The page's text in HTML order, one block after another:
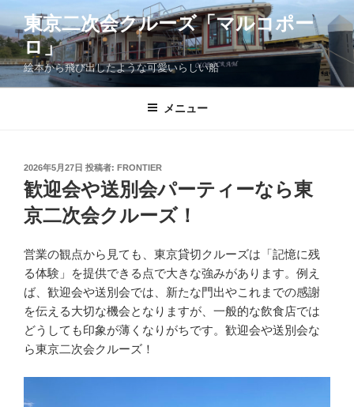
ン
テ
ン
ツ
東京二次会クルーズ「マルコポー
ロ」
絵本から飛び出したような可愛いらしい船
メニュー
投
稿
日:
2026年5月27日 投稿者: FRONTIER
歓迎会や送別会パーティーなら東
京二次会クルーズ！
営業の観点から見ても、東京貸切クルーズは「記憶に残
る体験」を提供できる点で大きな強みがあります。例え
ば、歓迎会や送別会では、新たな門出やこれまでの感謝
を伝える大切な機会となりますが、一般的な飲食店では
どうしても印象が薄くなりがちです。歓迎会や送別会な
ら東京二次会クルーズ！